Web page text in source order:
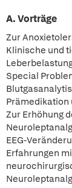
A. Vorträge
Zur
Klinische und
Special
Prämedikation
Zur Erhöhung
EEG-
Erfahrungen